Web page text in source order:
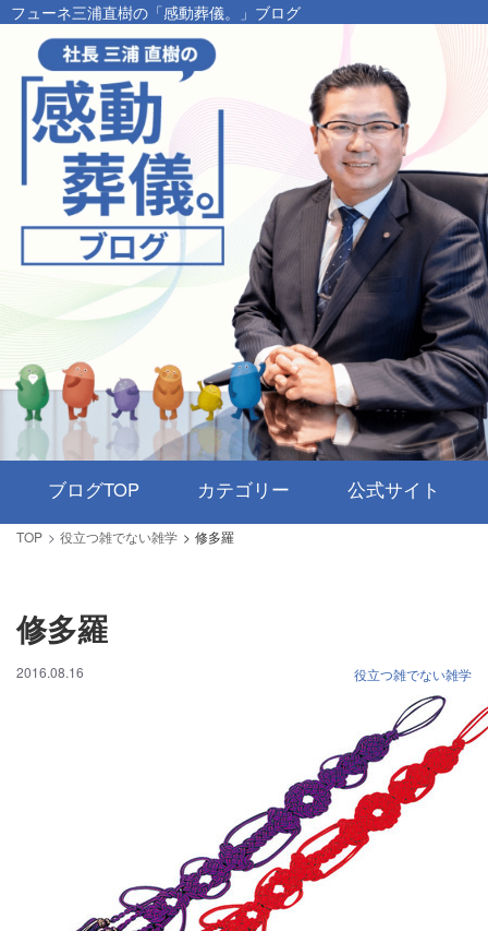
フューネ三浦直樹の「感動葬儀。」ブログ
ブログTOP カテゴリー 公式サイト
TOP 役立つ雑でない雑学 修多羅
修多羅
2016.08.16 役立つ雑でない雑学